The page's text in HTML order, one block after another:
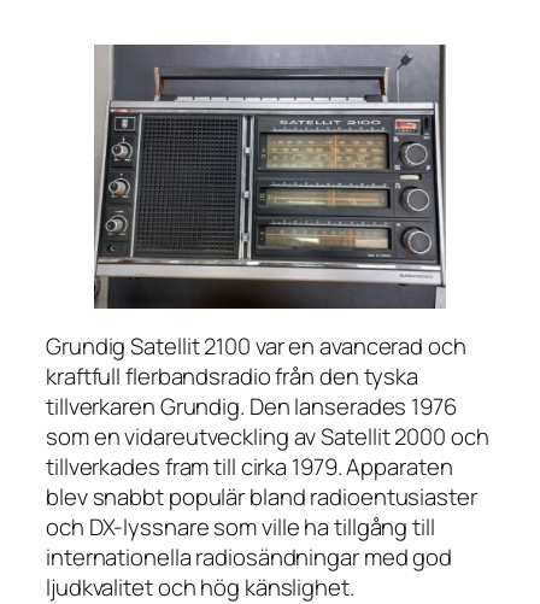
Grundig Satellit 2100 var en avancerad och
kraftfull flerbandsradio från den tyska
tillverkaren Grundig. Den lanserades 1976
som en vidareutveckling av Satellit 2000 och
tillverkades fram till cirka 1979. Apparaten
blev snabbt populär bland radioentusiaster
och DX-lyssnare som ville ha tillgång till
internationella radiosändningar med god
ljudkvalitet och hög känslighet.